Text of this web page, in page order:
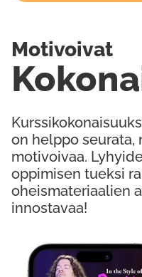
on helppo seurata,
motivoivaa.
oppimisen tueksi
oheismateriaalien
innostavaa!
Motivoivat